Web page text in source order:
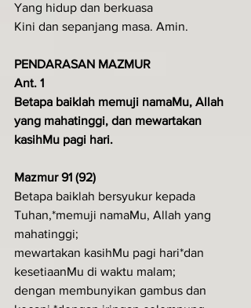
Yang hidup dan berkuasa
Kini dan sepanjang masa. Amin.
PENDARASAN MAZMUR
Ant. 1
Betapa baiklah memuji namaMu, Allah
yang mahatinggi, dan mewartakan
kasihMu pagi hari.
Mazmur 91 (92)
Betapa baiklah bersyukur kepada
Tuhan,*memuji namaMu, Allah yang
mahatinggi;
mewartakan kasihMu pagi hari*dan
kesetiaanMu di waktu malam;
dengan membunyikan gambus dan